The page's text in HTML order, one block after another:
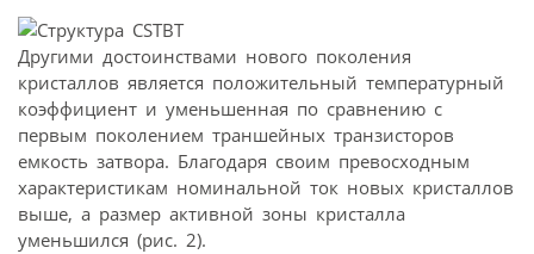
Другими достоинствами нового поколения
кристаллов является положительный температурный
коэффициент и уменьшенная по сравнению с
первым поколением траншейных транзисторов
емкость затвора. Благодаря своим превосходным
характеристикам номинальной ток новых кристаллов
выше, а размер активной зоны кристалла
уменьшился (рис. 2).